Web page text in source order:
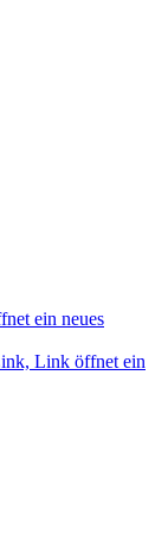
ein neues
Link öffnet ein